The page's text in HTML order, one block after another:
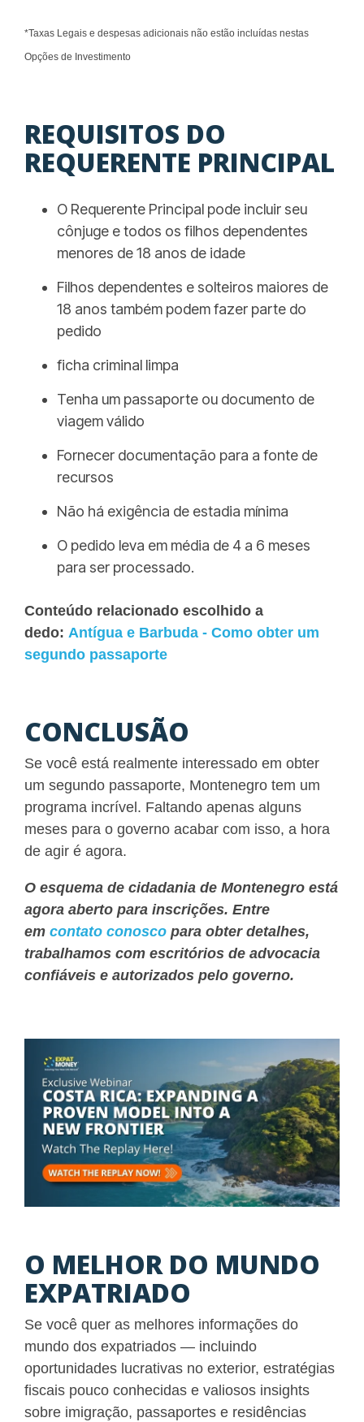
*Taxas Legais e despesas adicionais não estão incluídas nestas
Opções de Investimento
REQUISITOS DO
REQUERENTE PRINCIPAL
O Requerente Principal pode incluir seu
cônjuge e todos os filhos dependentes
menores de 18 anos de idade
Filhos dependentes e solteiros maiores de
18 anos também podem fazer parte do
pedido
ficha criminal limpa
Tenha um passaporte ou documento de
viagem válido
Fornecer documentação para a fonte de
recursos
Não há exigência de estadia mínima
O pedido leva em média de 4 a 6 meses
para ser processado.
Conteúdo relacionado escolhido a
dedo: Antígua e Barbuda - Como obter um
segundo passaporte
CONCLUSÃO
Se você está realmente interessado em obter
um segundo passaporte, Montenegro tem um
programa incrível. Faltando apenas alguns
meses para o governo acabar com isso, a hora
de agir é agora.
O esquema de cidadania de Montenegro está
agora aberto para inscrições. Entre
em contato conosco para obter detalhes,
trabalhamos com escritórios de advocacia
confiáveis ​​e autorizados pelo governo.
O MELHOR DO MUNDO
EXPATRIADO
Se você quer as melhores informações do
mundo dos expatriados — incluindo
oportunidades lucrativas no exterior, estratégias
fiscais pouco conhecidas e valiosos insights
sobre imigração, passaportes e residências